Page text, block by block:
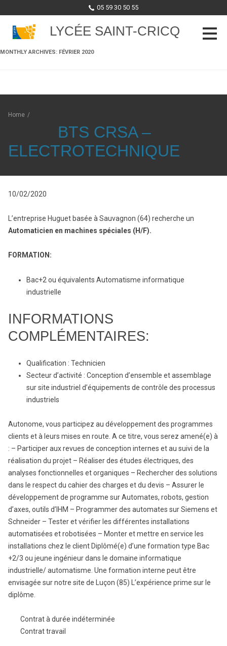
05 59 30 50 55
LYCÉE SAINT-CRICQ
MONTHLY ARCHIVES: FÉVRIER 2020
Home /
BTS CRSA –
ELECTROTECHNIQUE
10/02/2020
L’entreprise Huguet basée à Sauvagnon (64) recherche un
Automaticien en machines spéciales (H/F).
FORMATION:
Bac+2 ou équivalents Automatisme informatique
industrielle
INFORMATIONS
COMPLÉMENTAIRES:
Qualification : Technicien
Secteur d’activité : Conception d’ensemble et assemblage
sur site industriel d’équipements de contrôle des processus
industriels
Autonome, vous participez au développement des programmes
clients et à leurs mises en route. A ce titre, vous serez amené(e) à
: – Participer aux revues de conception internes et au suivi de la
réalisation du projet – Réaliser des études électriques, des
analyses fonctionnelles et organiques – Rechercher des solutions
dans le respect du cahier des charges et du devis – Assurer le
développement de programme sur Automates, robots, gestion
d’axes, outils d’IHM – Programmer des automates sur Siemens et
Schneider – Tester et vérifier les différentes installations
automatisées et robotisées – Monter et mettre en service les
installations chez le client Diplômé(e) d’une formation type Bac
+2/3 ou jeune ingénieur dans le domaine informatique
industrielle/ automatisme. Une formation interne peut être
envisagée sur notre site de Luçon (85) L’expérience prime sur le
diplôme.
T
y
Contrat à durée indéterminée
Contrat travail